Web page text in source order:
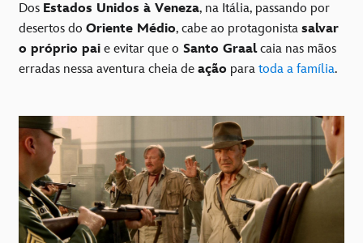
Dos Estados Unidos à Veneza, na Itália, passando por
desertos do Oriente Médio, cabe ao protagonista salvar
o próprio pai e evitar que o Santo Graalcaia nas mãos
erradas nessa aventura cheia de ação para toda a família.